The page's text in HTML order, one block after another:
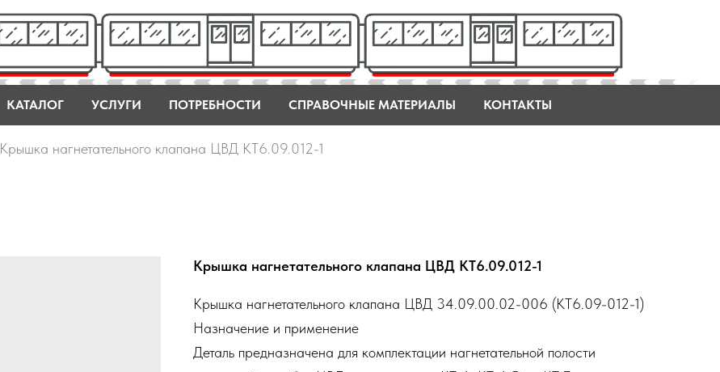
КАТАЛОГ УСЛУГИ ПОТРЕБНОСТИ СПРАВОЧНЫЕ МАТЕРИАЛЫ КОНТАКТЫ
Крышка нагнетательного клапана ЦВД КТ6.09.012-1
Крышка нагнетательного клапана ЦВД КТ6.09.012-1
Крышка нагнетательного клапана ЦВД 34.09.00.02-006 (КТ6.09-012-1)
Назначение и применение
Деталь предназначена для комплектации нагнетательной полости